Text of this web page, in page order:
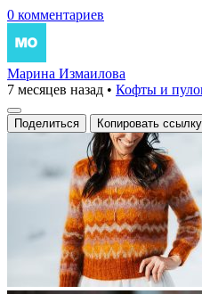
0 комментариев
Марина Измаилова
7 месяцев назад • Кофты и
Поделиться Копировать ссылку